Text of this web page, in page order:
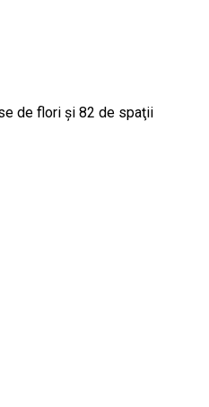
de flori și 82 de spaţii